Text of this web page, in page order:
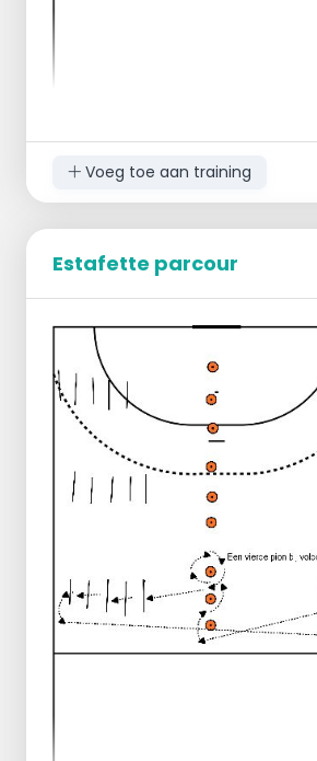
Verdeel de groep in 3 teams
Ieder team neemt plaats
vierkant met de hoedjes
De vierkanten zijn identiek
bestaan uit vier
hoedjes
De eerst van elk team staat
De trainer noemt 1, 2 of 3
de hand aangetikt moeten
juiste volgorde
Vervolgens op maximale
parcour vervolgen
Bij de pionnen: vooruit-
achteruit
Bij de ladder elke voet in
(meerdere variaties mogelijk)
Voeg toe aan training
Estafette parcour